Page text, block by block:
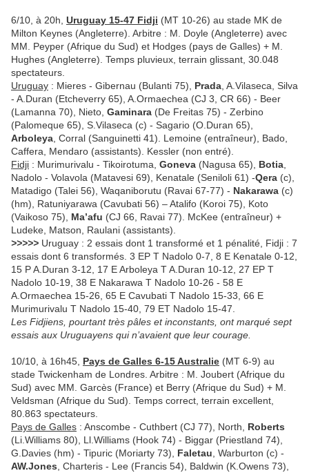
6/10, à 20h, Uruguay 15-47 Fidji (MT 10-26) au stade MK de
Milton Keynes (Angleterre). Arbitre : M. Doyle (Angleterre) avec
MM. Peyper (Afrique du Sud) et Hodges (pays de Galles) + M.
Hughes (Angleterre). Temps pluvieux, terrain glissant, 30.048
spectateurs.
Uruguay : Mieres - Gibernau (Bulanti 75), Prada , A.Vilaseca, Silva
- A.Duran (Etcheverry 65), A.Ormaechea (CJ 3, CR 66) - Beer
(Lamanna 70), Nieto, Gaminara (De Freitas 75) - Zerbino
(Palomeque 65), S.Vilaseca (c) - Sagario (O.Duran 65),
Arboleya , Corral (Sanguinetti 41). Lemoine (entraîneur), Bado,
Caffera, Mendaro (assistants). Kessler (non entré).
Fidji : Murimurivalu - Tikoirotuma, Goneva (Nagusa 65), Botia
Nadolo - Volavola (Matavesi 69), Kenatale (Seniloli 61) -Qera (c),
Matadigo (Talei 56), Waqaniborutu (Ravai 67-77) - Nakarawa (c)
(hm), Ratuniyarawa (Cavubati 56) – Atalifo (Koroi 75), Koto
(Vaikoso 75), Ma’afu (CJ 66, Ravai 77). McKee (entraîneur) +
Ludeke, Matson, Raulani (assistants).
>>>>> Uruguay : 2 essais dont 1 transformé et 1 pénalité, Fidji : 7
essais dont 6 transformés. 3 EP T Nadolo 0-7, 8 E Kenatale 0-12,
15 P A.Duran 3-12, 17 E Arboleya T A.Duran 10-12, 27 EP T
Nadolo 10-19, 38 E Nakarawa T Nadolo 10-26 - 58 E
A.Ormaechea 15-26, 65 E Cavubati T Nadolo 15-33, 66 E
Murimurivalu T Nadolo 15-40, 79 ET Nadolo 15-47.
Les Fidjiens, pourtant très pâles et inconstants, ont marqué sept
essais aux Uruguayens qui n’avaient que leur courage.
10/10, à 16h45, Pays de Galles 6-15 Australie (MT 6-9) au
stade Twickenham de Londres. Arbitre : M. Joubert (Afrique du
Sud) avec MM. Garcès (France) et Berry (Afrique du Sud) + M.
Veldsman (Afrique du Sud). Temps correct, terrain excellent,
80.863 spectateurs.
Pays de Galles : Anscombe - Cuthbert (CJ 77), North, Roberts
(Li.Williams 80), Ll.Williams (Hook 74) - Biggar (Priestland 74),
G.Davies (hm) - Tipuric (Moriarty 73), Faletau , Warburton (c) -
AW.Jones , Charteris - Lee (Francis 54), Baldwin (K.Owens 73),